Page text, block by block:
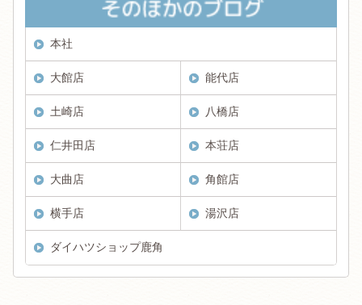
本社
大館店 能代店
土崎店 八橋店
仁井田店 本荘店
大曲店 角館店
横手店 湯沢店
ダイハツショップ鹿角